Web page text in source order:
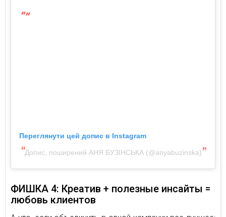
Переглянути цей допис в Instagram
Допис, поширений АНЯ БУЗІНСЬКА (@anyabuzinska)
ФИШКА 4: Креатив + полезные инсайты =
любовь клиентов